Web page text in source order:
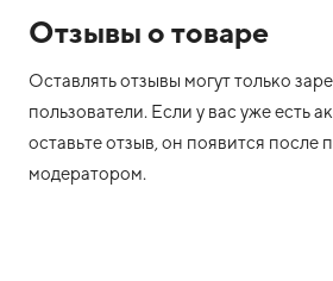
Отзывы о товаре
Оставлять отзывы могут только
пользователи. Если у вас уже есть
оставьте отзыв, он появится после
модератором.